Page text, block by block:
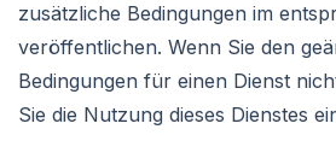
zusätzliche Bedingungen im
veröffentlichen. Wenn Sie den
Bedingungen für einen Dienst
Sie die Nutzung dieses Dienstes